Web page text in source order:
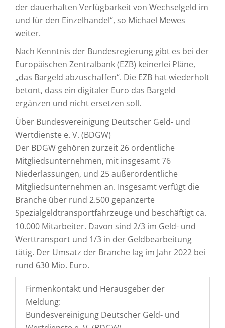
der dauerhaften Verfügbarkeit von Wechselgeld im
und für den Einzelhandel“, so Michael Mewes
weiter.
Nach Kenntnis der Bundesregierung gibt es bei der
Europäischen Zentralbank (EZB) keinerlei Pläne,
„das Bargeld abzuschaffen“. Die EZB hat wiederholt
betont, dass ein digitaler Euro das Bargeld
ergänzen und nicht ersetzen soll.
Über Bundesvereinigung Deutscher Geld- und
Wertdienste e. V. (BDGW)
Der BDGW gehören zurzeit 26 ordentliche
Mitgliedsunternehmen, mit insgesamt 76
Niederlassungen, und 25 außerordentliche
Mitgliedsunternehmen an. Insgesamt verfügt die
Branche über rund 2.500 gepanzerte
Spezialgeldtransportfahrzeuge und beschäftigt ca.
10.000 Mitarbeiter. Davon sind 2/3 im Geld- und
Werttransport und 1/3 in der Geldbearbeitung
tätig. Der Umsatz der Branche lag im Jahr 2022 bei
rund 630 Mio. Euro.
Firmenkontakt und Herausgeber der
Meldung:
Bundesvereinigung Deutscher Geld- und